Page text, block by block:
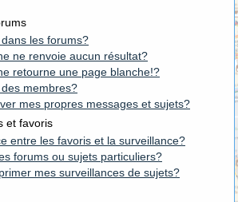
les forums?
ne renvoie aucun résultat?
retourne une page blanche!?
membres?
mes propres messages et sujets?
et favoris
entre les favoris et la surveillance?
forums ou sujets particuliers?
mes surveillances de sujets?